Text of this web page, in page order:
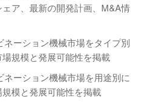
ア、最新の開発計画、M&A情
ーション機械市場をタイプ別
規模と発展可能性を掲載
ーション機械市場を用途別に
模と発展可能性を掲載